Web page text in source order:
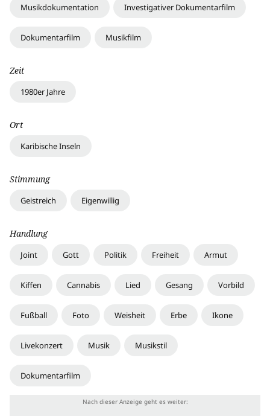
Musikdokumentation Investigativer Dokumentarfilm
Dokumentarfilm Musikfilm
Zeit
1980er Jahre
Ort
Karibische Inseln
Stimmung
Geistreich Eigenwillig
Handlung
Joint Gott Politik Freiheit Armut
Kiffen Cannabis Lied Gesang Vorbild
Fußball Foto Weisheit Erbe Ikone
Livekonzert Musik Musikstil
Dokumentarfilm